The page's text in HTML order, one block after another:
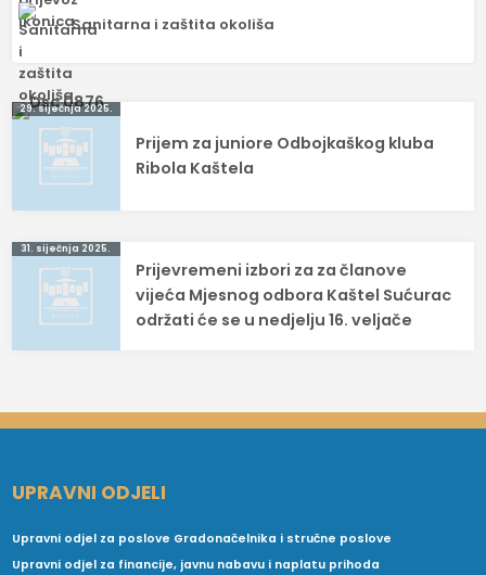
Sanitarna i zaštita okoliša
Navigacija
objava
29. siječnja 2025.
Prijem za juniore Odbojkaškog kluba
Ribola Kaštela
31. siječnja 2025.
Prijevremeni izbori za za članove
vijeća Mjesnog odbora Kaštel Sućurac
održati će se u nedjelju 16. veljače
UPRAVNI ODJELI
Upravni odjel za poslove Gradonačelnika i stručne poslove
Upravni odjel za financije, javnu nabavu i naplatu prihoda